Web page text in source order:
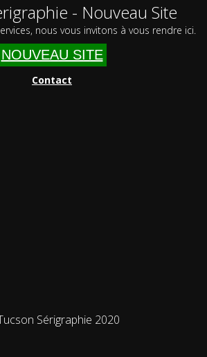
- Nouveau Site
nous vous invitons à vous rendre ici.
NOUVEAU SITE
Contact
Sérigraphie 2020